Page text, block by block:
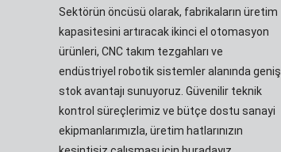
Sektörün öncüsü olarak, fabrikaların üretim
kapasitesini artıracak ikinci el otomasyon
ürünleri, CNC takım tezgahları ve
endüstriyel robotik sistemler alanında geniş
stok avantajı sunuyoruz. Güvenilir teknik
kontrol süreçlerimiz ve bütçe dostu sanayi
ekipmanlarımızla, üretim hatlarınızın